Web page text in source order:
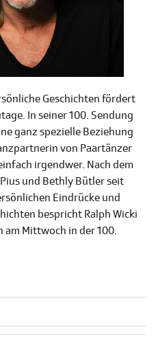
Geschichten fördert
In seiner 100. Sendung
ganz spezielle Beziehung
von Paartänzer
irgendwer. Nach dem
und Bethly Bütler seit
Eindrücke und
bespricht Ralph Wicki
am Mittwoch in der 100.